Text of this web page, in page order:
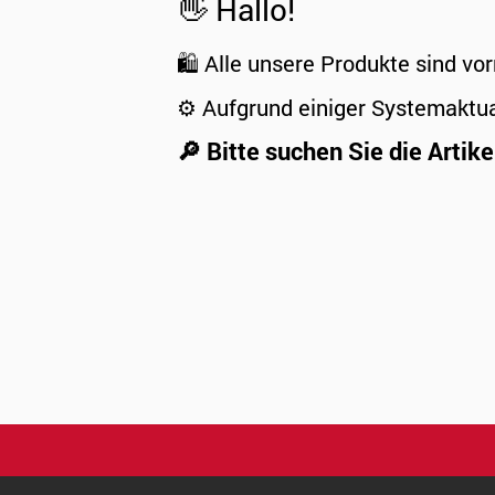
👋 Hallo!
🛍️ Alle unsere Produkte sind
⚙️ Aufgrund einiger
🔎 Bitte suchen Sie die